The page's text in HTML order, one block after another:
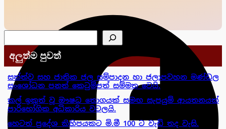
අලුත්ම පුවත්
සත්ත්ව සහ ජාතික ජල සම්පාදන හා ජලාපවහන මණ්ඩල
සංශෝධන පනත් කෙටුම්පත් සම්මත වෙයි.
කල් ඉකුත් වූ ඖෂධ තොගයක් සමඟ සැපයුම් ආයතනයක්
පාරිභෝගික අධිකාරිය වටලයි.
හෙටත් ප්‍රදේශ කිහිපයකට මි.මී 100 ට වැඩි තද වැසි.